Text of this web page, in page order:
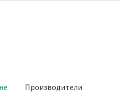
Производители